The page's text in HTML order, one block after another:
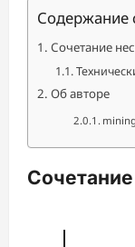
Содержание
Сочетание
Об авторе